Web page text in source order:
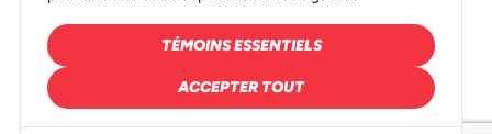
TÉMOINS ESSENTIELS
ACCEPTER TOUT